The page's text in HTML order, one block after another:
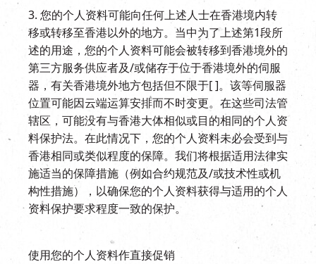
3. 您的个人资料可能向任何上述人士在香港境内转
移或转移至香港以外的地方。当中为了上述第1段所
述的用途，您的个人资料可能会被转移到香港境外的
第三方服务供应者及/或储存于位于香港境外的伺服
器，有关香港境外地方包括但不限于[ ]。该等伺服器
位置可能因云端运算安排而不时变更。在这些司法管
辖区，可能没有与香港大体相似或目的相同的个人资
料保护法。在此情况下，您的个人资料未必会受到与
香港相同或类似程度的保障。我们将根据适用法律实
施适当的保障措施（例如合约规范及/或技术性或机
构性措施），以确保您的个人资料获得与适用的个人
资料保护要求程度一致的保护。
使用您的个人资料作直接促销